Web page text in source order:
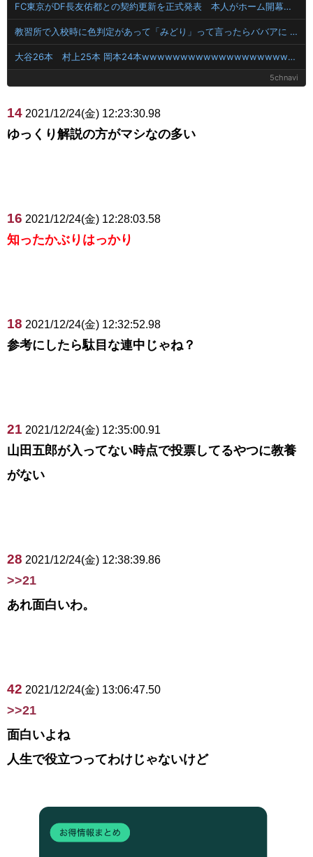
FC東京がDF長友佑都との契約更新を正式発表 本人がホーム開幕戦の試合前にサポーターへ報告
教習所で入校時に色判定があって「みどり」って言ったらババアに 「常識的に考えて青でしょ」ってキレられたわ
大谷26本 村上25本 岡本24本wwwwwwwwwwwwwwwwwwwwwwwww
5chnavi
14 2021/12/24(金) 12:23:30.98
ゆっくり解説の方がマシなの多い
16 2021/12/24(金) 12:28:03.58
知ったかぶりはっかり
18 2021/12/24(金) 12:32:52.98
参考にしたら駄目な連中じゃね？
21 2021/12/24(金) 12:35:00.91
山田五郎が入ってない時点で投票してるやつに教養
がない
28 2021/12/24(金) 12:38:39.86
>>21
あれ面白いわ。
42 2021/12/24(金) 13:06:47.50
>>21
面白いよね
人生で役立つってわけじゃないけど